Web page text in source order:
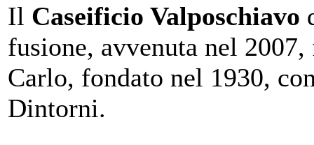
Il Caseificio Valposchiavo
fusione, avvenuta nel
Carlo, fondato nel 1930,
Dintorni.